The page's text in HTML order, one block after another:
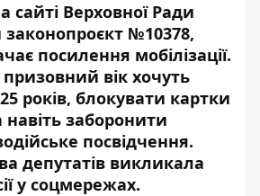
Верховної Ради
законопроєкт №10378,
посилення мобілізації.
призовний вік хочуть
років, блокувати картки
заборонити
посвідчення.
депутатів викликала
у соцмережах.